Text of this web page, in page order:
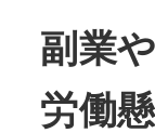
副業
労働